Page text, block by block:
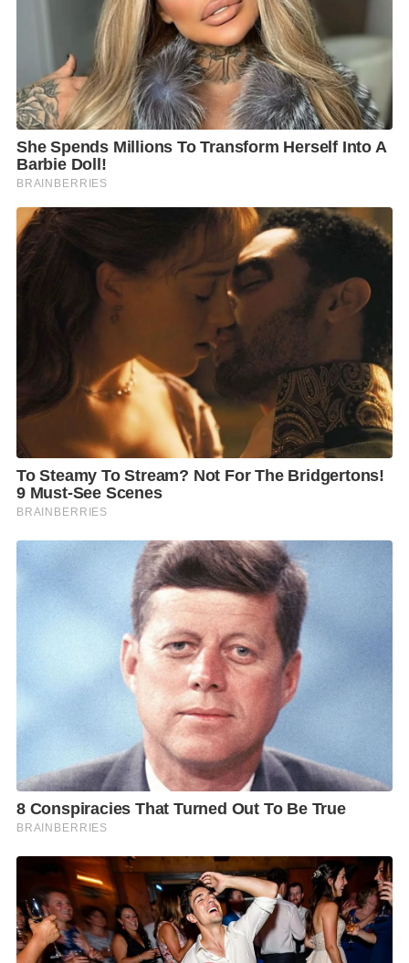
เนื่องจากบางจุดมีสภาพพื้นที่ต่ำและท่อระบายน้ำมีขนาด
เล็ก พร้อมพูดคุยเพื่อรับฟังปัญหาและข้อเสนอแนะต่าง ๆ
จากประชาชน
จากนั้น ได้ตรวจเยี่ยมผู้ค้าบริเวณตลาดเล่งบ๊วยเอี๊ยะ ซอย
เยาวราช 6 (ตรอกอิสรานุภาพ) พร้อมสักการะศาลเจ้าเล่
งบ๊วยเอี๊ยะด้วย